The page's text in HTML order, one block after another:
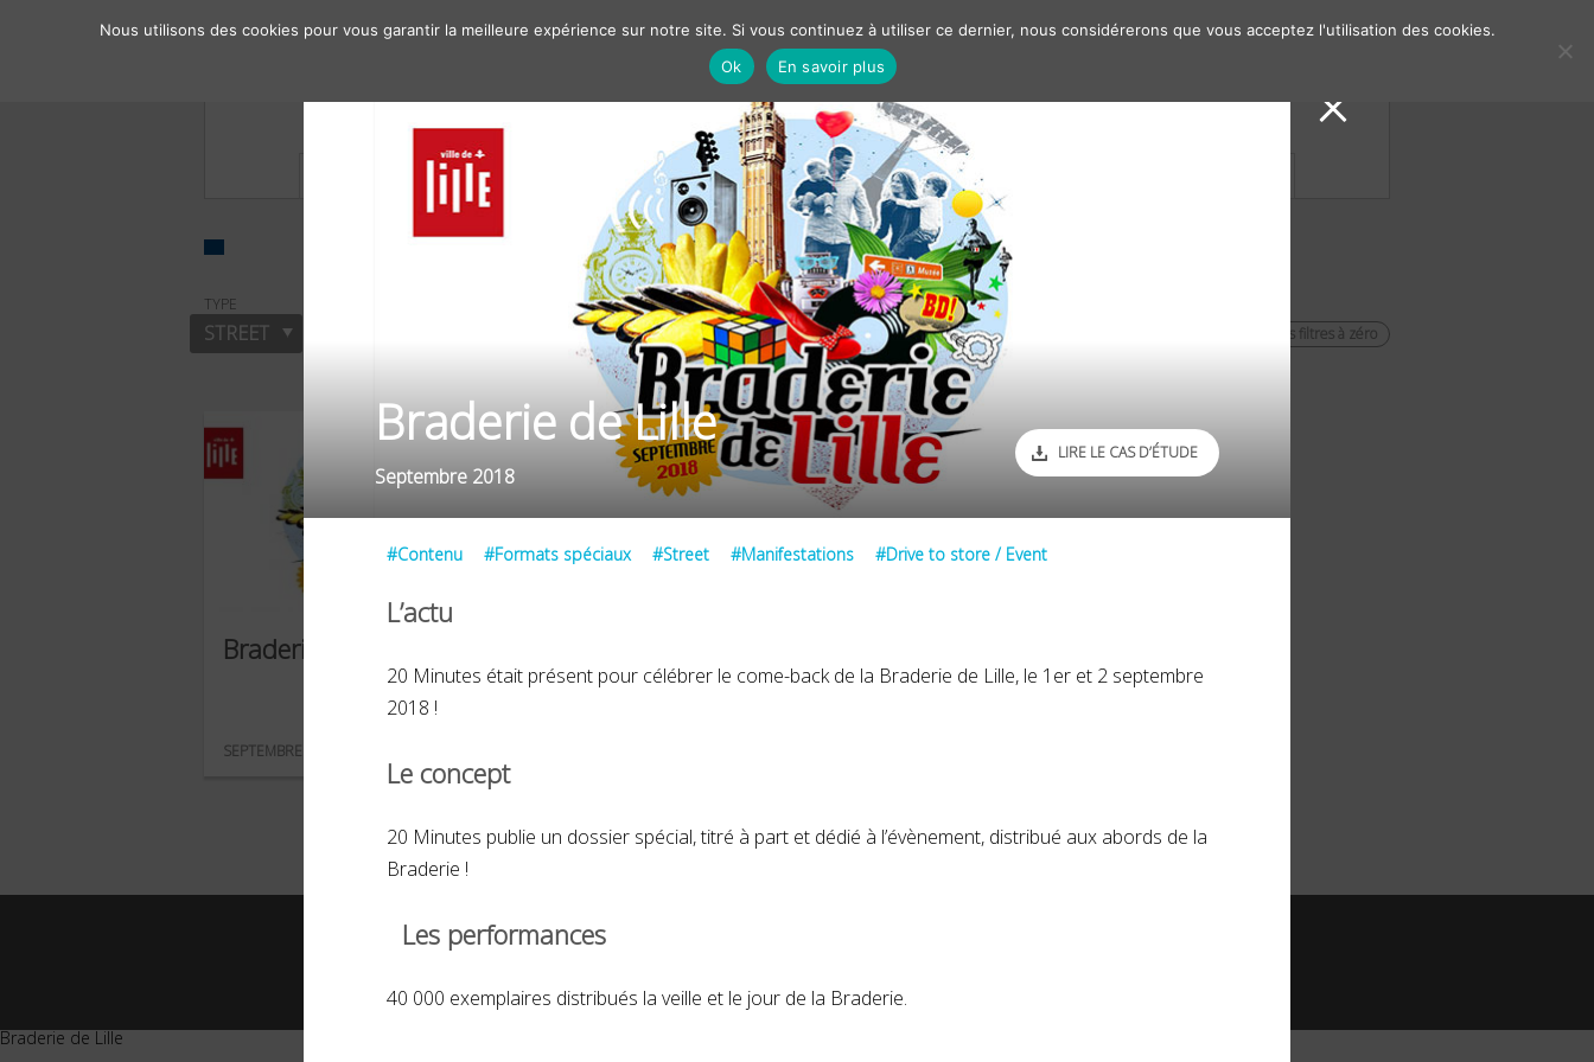
Chiffres clés Nos solutions Best cases Marketing Communiqués de presse
TYPE
STREET
FILTRER PAR
OBJECTIFS / CONTEXTE remettre les filtres à zéro
Braderie de Lille
SEPTEMBRE 2018
Braderie de Lille
Septembre 2018
LIRE LE CAS D’ÉTUDE
#Contenu #Formats spéciaux #Street #Manifestations #Drive to store / Event
L’actu
20 Minutes était présent pour célébrer le come-back de la Braderie de Lille, le 1er et 2 septembre
2018 !
Le concept
20 Minutes publie un dossier spécial, titré à part et dédié à l’évènement, distribué aux abords de la
Braderie !
Les performances
40 000 exemplaires distribués la veille et le jour de la Braderie.
Nous utilisons des cookies pour vous garantir la meilleure expérience sur notre site. Si vous continuez à utiliser ce dernier, nous considérerons que vous acceptez l'utilisation des cookies.
Ok
En savoir plus
Braderie de Lille